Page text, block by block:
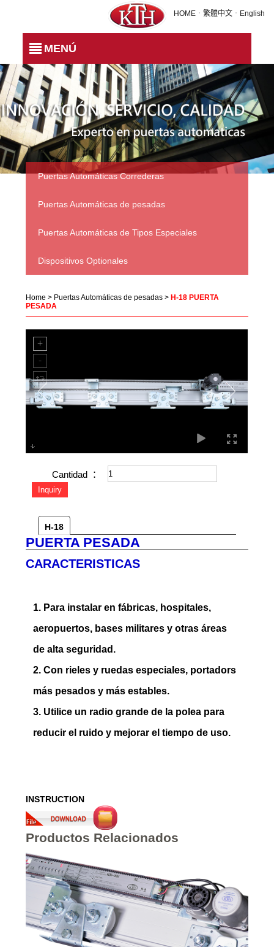
H-18 PUERTA PESADA
HOME ． 繁體中文 ． English
MENÚ
Puertas Automáticas Correderas
Puertas Automáticas de pesadas
Puertas Automáticas de Tipos Especiales
Dispositivos Optionales
Home > Puertas Automáticas de pesadas > H-18 PUERTA
PESADA
Cantidad ：
H-18
PUERTA PESADA
CARACTERISTICAS
1. Para instalar en fábricas, hospitales,
aeropuertos, bases militares y otras áreas
de alta seguridad.
2. Con rieles y ruedas especiales, portadors
más pesados y más estables.
3. Utilice un radio grande de la polea para
reducir el ruido y mejorar el tiempo de uso.
INSTRUCTION
Productos Relacionados